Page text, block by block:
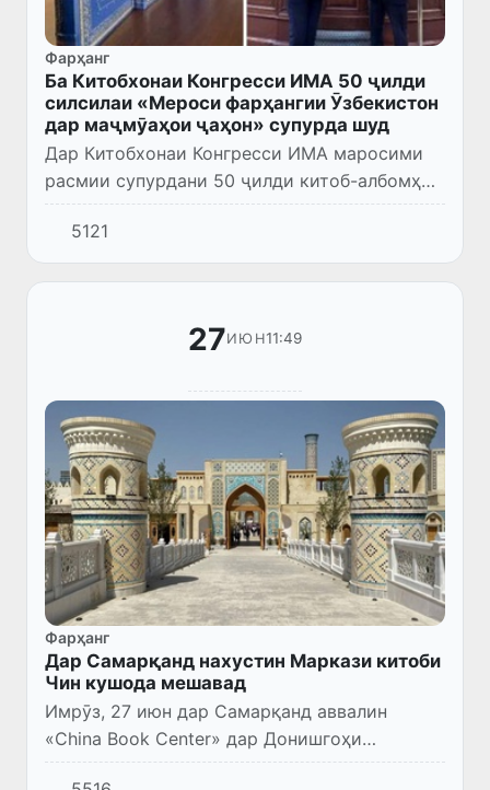
Фарҳанг
Ба Китобхонаи Конгресси ИМА 50 ҷилди
силсилаи «Мероси фарҳангии Ӯзбекистон
дар маҷмӯаҳои ҷаҳон» супурда шуд
Дар Китобхонаи Конгресси ИМА маросими
расмии супурдани 50 ҷилди китоб-албомҳои
силсилаи «Мероси фарҳангии Ӯзбекистон
дар маҷмӯаҳои ҷаҳон», ки аз ҷониби
Ҷамъияти ҷаҳонии омӯзиш, ҳиф...
5121
27ИЮН11:49
Фарҳанг
Дар Самарқанд нахустин Маркази китоби
Чин кушода мешавад
Имрӯз, 27 июн дар Самарқанд аввалин
«China Book Center» дар Донишгоҳи
байналмилалии сайёҳӣ ва мероси фарҳангии